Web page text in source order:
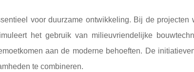
voor duurzame ontwikkeling. Bij de projecten
het gebruik van milieuvriendelijke
aan de moderne behoeften. De
te combineren.